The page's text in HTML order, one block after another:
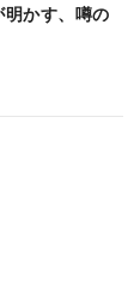
かす、噂の